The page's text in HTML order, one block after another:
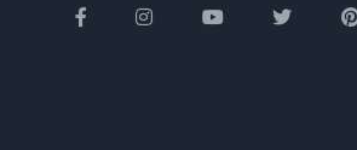
FacebookInstagramYou TubeTwitter